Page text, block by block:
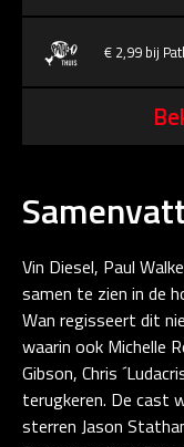
€ 2,99 bij
Vin Diesel, Paul
samen te zien in de
Wan regisseert dit
waarin ook Michelle
Gibson, Chris
terugkeren. De cast
sterren Jason